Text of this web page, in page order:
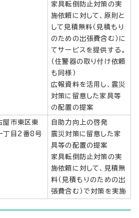
家具転倒防止対策の実
施依頼に対して、原則と
して見積無料（見積もり
のための出張費含む）に
てサービスを提供する。
（住警器の取り付け依頼
も同様）
広報資料を活用し、震災
対策に留意した家具等
の配置の提案
屋市東区東
丁目2番8号
自助力向上の啓発
震災対策に留意した家
具等の配置の提案
家具転倒防止対策の実
施依頼に対して、見積無
料（見積もりのための出
張費含む）で対策を実施